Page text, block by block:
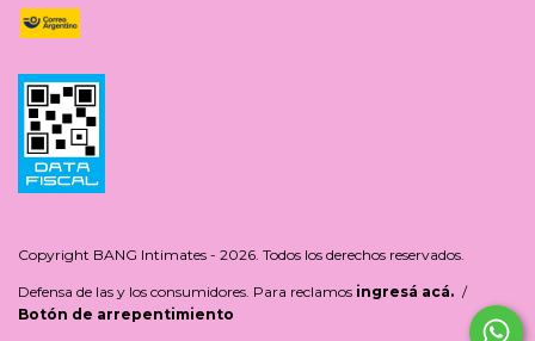
Copyright BANG Intimates - 2026. Todos los derechos reservados.
Defensa de las y los consumidores. Para reclamos ingresá acá. /
Botón de arrepentimiento